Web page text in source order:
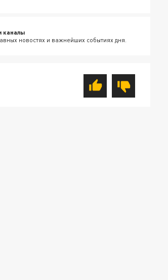
каналы
новостях и важнейших событиях дня.